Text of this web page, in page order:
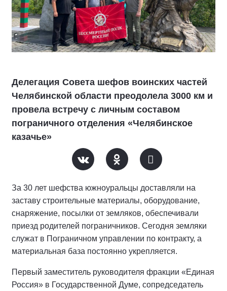
Делегация Совета шефов воинских частей
Челябинской области преодолела 3000 км и
провела встречу с личным составом
пограничного отделения «Челябинское
казачье»
За 30 лет шефства южноуральцы доставляли на
заставу строительные материалы, оборудование,
снаряжение, посылки от земляков, обеспечивали
приезд родителей пограничников. Сегодня земляки
служат в Пограничном управлении по контракту, а
материальная база постоянно укрепляется.
Первый заместитель руководителя фракции «Единая
Россия» в Государственной Думе, сопредседатель